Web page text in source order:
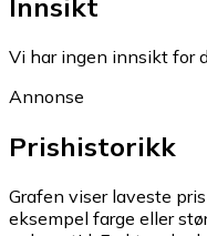
Innsikt
Vi har ingen innsikt for
Annonse
Prishistorikk
Grafen viser laveste
eksempel farge eller